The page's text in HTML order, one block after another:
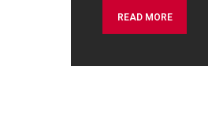
READ MORE